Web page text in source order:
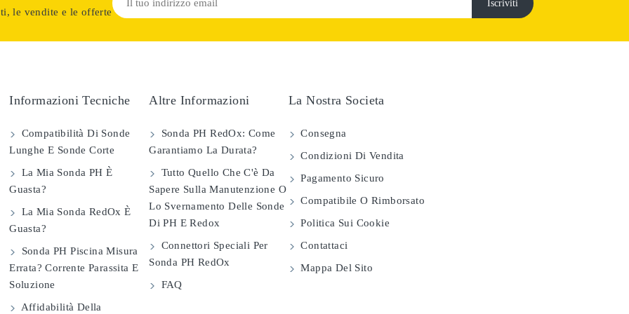
le vendite e le offerte
Informazioni Tecniche
Compatibilità Di Sonde
Lunghe E Sonde Corte
La Mia Sonda PH È
Guasta?
La Mia Sonda RedOx È
Guasta?
Sonda PH Piscina Misura
Errata? Corrente Parassita E
Soluzione
Affidabilità Della
Altre Informazioni
Sonda PH RedOx: Come
Garantiamo La Durata?
Tutto Quello Che C'è Da
Sapere Sulla Manutenzione O
Lo Svernamento Delle Sonde
Di PH E Redox
Connettori Speciali Per
Sonda PH RedOx
FAQ
La Nostra Societa
Consegna
Condizioni Di Vendita
Pagamento Sicuro
Compatibile O Rimborsato
Politica Sui Cookie
Contattaci
Mappa Del Sito